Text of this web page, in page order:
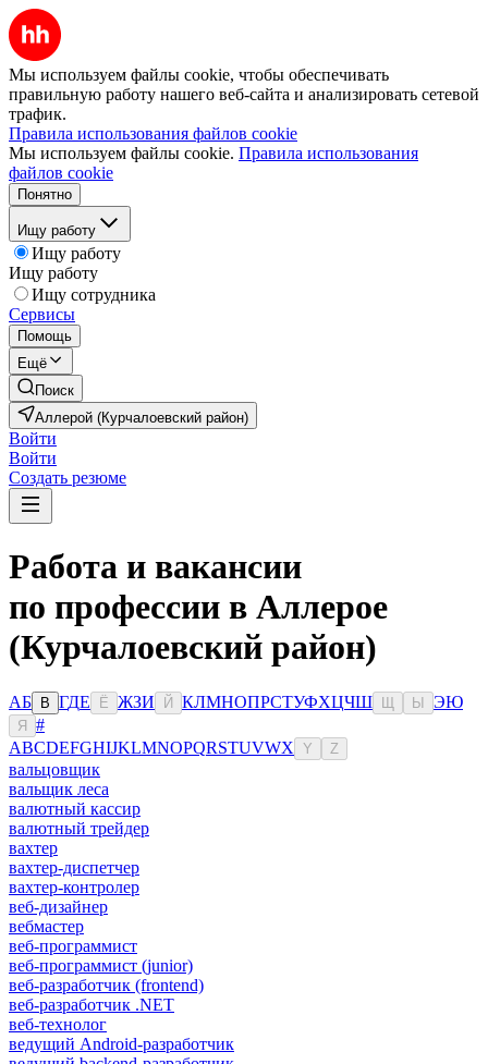
Мы используем файлы cookie, чтобы обеспечивать
правильную работу нашего веб-сайта и анализировать сетевой
трафик.
Правила использования файлов cookie
Мы используем файлы cookie. Правила использования
файлов cookie
Понятно
Ищу работу
Ищу работу
Ищу работу
Ищу сотрудника
Сервисы
Помощь
Ещё
Поиск
Аллерой (Курчалоевский район)
Войти
Войти
Создать резюме
Работа и вакансии
по профессии в Аллерое
(Курчалоевский район)
АБ В ГДЕ Ё ЖЗИ Й КЛМНОПРСТУФХЦЧШ Ы ЭЮ
Я
#
ABCDEFGHIJKLMNOPQRSTUVWX Y Z
вальцовщик
вальщик леса
валютный кассир
валютный трейдер
вахтер
вахтер-диспетчер
вахтер-контролер
веб-дизайнер
вебмастер
веб-программист
веб-программист (junior)
веб-разработчик (frontend)
веб-разработчик .NET
веб-технолог
ведущий Android-разработчик